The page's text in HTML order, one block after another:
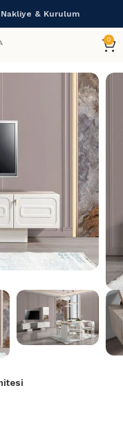
& Kurulum
0